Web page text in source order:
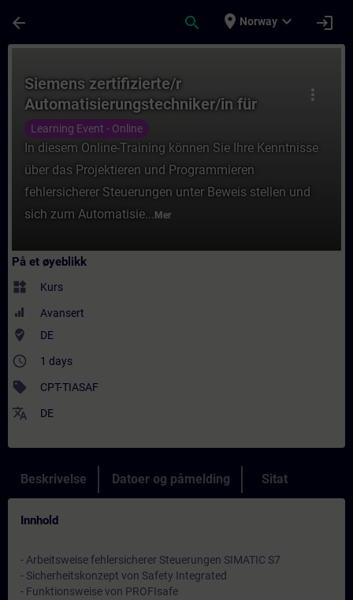
arrow_back search place Norway expand_more login
more_vert
Siemens zertifizierte/r
Automatisierungstechniker/in für
SIMATIC Safety – Projektieren und
Programmieren (Online-Test)
Learning Event - Online
In diesem Online-Training können Sie Ihre Kenntnisse
über das Projektieren und Programmieren
fehlersicherer Steuerungen unter Beweis stellen und
sich zum Automatisie... Mer
På et øyeblikk
widgets Kurs
Avansert
where_to_vote DE
access_time 1 days
sell CPT-TIASAF
translate DE
Beskrivelse Datoer og påmelding Sitat
Innhold
- Arbeitsweise fehlersicherer Steuerungen SIMATIC S7
- Sicherheitskonzept von Safety Integrated
- Funktionsweise von PROFIsafe